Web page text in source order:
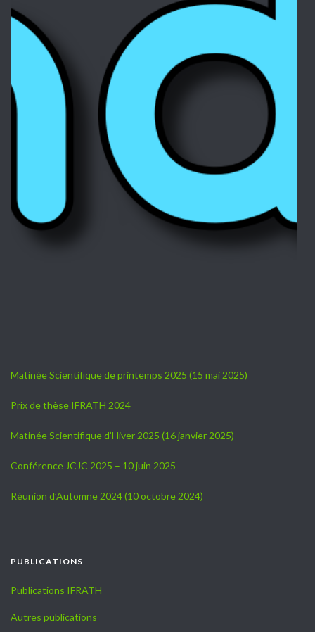
Matinée Scientifique de printemps 2025 (15 mai 2025)
Prix de thèse IFRATH 2024
Matinée Scientifique d’Hiver 2025 (16 janvier 2025)
Conférence JCJC 2025 – 10 juin 2025
Réunion d’Automne 2024 (10 octobre 2024)
PUBLICATIONS
Publications IFRATH
Autres publications